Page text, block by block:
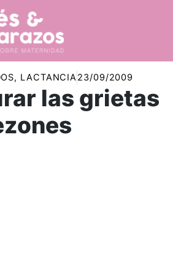
, LACTANCIA23/09/2009
las grietas